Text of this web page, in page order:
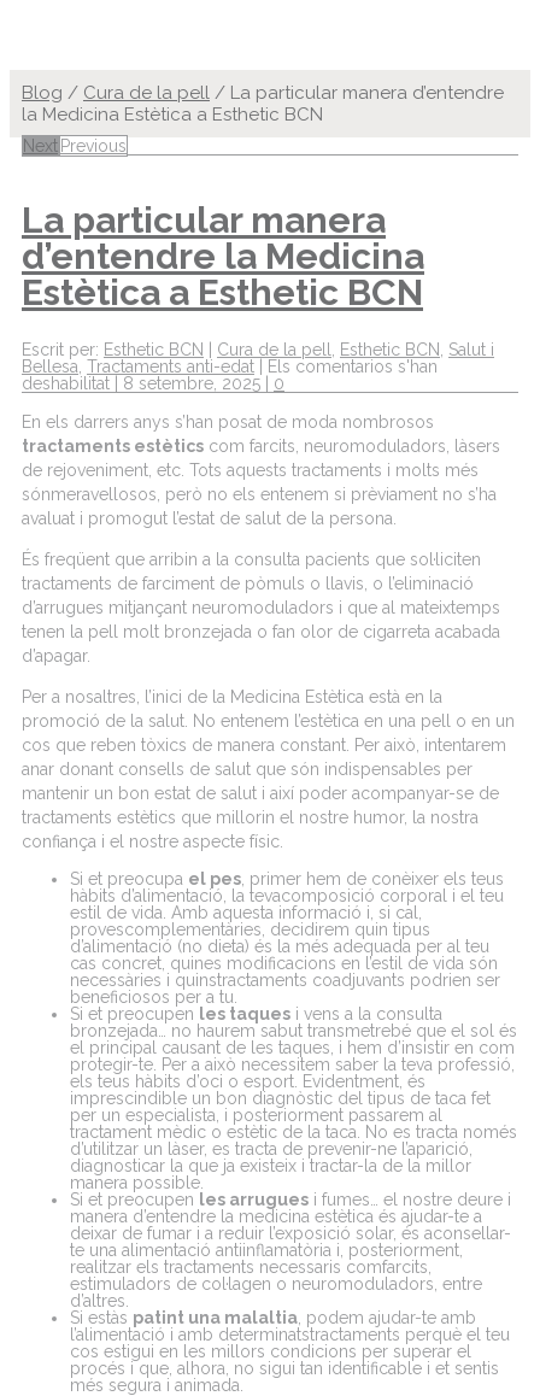
Blog / Cura de la pell / La particular manera d’entendre
la Medicina Estètica a Esthetic BCN
Next Previous
La particular manera
d’entendre la Medicina
Estètica a Esthetic BCN
Escrit per: Esthetic BCN Cura de la pell Esthetic BCN
Salut i
Bellesa Tractaments anti-edat
Els comentarios s'han
deshabilitat
8 setembre, 2025
0
En els darrers anys s’han posat de moda nombrosos
tractaments estètics com farcits neuromoduladors
làsers
de rejoveniment , etc. Tots aquests tractaments i molts més
sónmeravellosos però no els entenem si prèviament no s’ha
avaluat i promogut l’estat de salut de la persona.
És freqüent que arribin a la consulta pacients que sol·liciten
tractaments de farciment de pòmuls o llavis , o l’eliminació
d’arrugues mitjançant neuromoduladors i que al mateixtemps
tenen la pell molt bronzejada o fan olor de cigarreta acabada
d’apagar.
Per a nosaltres l’inici de la Medicina Estètica està en la
promoció de la salut . No entenem l’estètica en una pell
o en un
cos que reben tòxics de manera constant . Per això intentarem
anar donant consells de salut que són indispensables per
mantenir un bon estat de salut i així poder acompanyar-se de
tractaments estètics que millorin el nostre humor, la nostra
confiança i el nostre aspecte físic
Si et preocupa el pes , primer hem de conèixer els teus
hàbits d’alimentació , la tevacomposició corporal i el teu
estil de vida. Amb aquesta informació i, si cal,
provescomplementàries decidirem quin tipus
d’alimentació (no dieta) és la més adequada per al teu
cas concret quines modificacions en l’estil de vida són
necessàries i quinstractaments coadjuvants podrien ser
beneficiosos per a tu.
Si et preocupen les taques i vens a la consulta
bronzejada … no haurem sabut transmetrebé que el sol és
el principal causant de les taques, i hem d’insistir en com
protegir-te. Per a això necessitem saber la teva professió
els teus hàbits d’oci o esport Evidentment és
imprescindible un bon diagnòstic del tipus de taca fet
per un especialista, i posteriorment passarem al
tractament mèdic o estètic de la taca. No es tracta només
d’utilitzar un làser, es tracta de prevenir-ne l’aparició
diagnosticar la que ja existeix i tractar-la de la millor
manera possible
Si et preocupen les arrugues i fumes… el nostre deure i
manera d’entendre la medicina estètica és ajudar-te a
deixar de fumar i a reduir l’exposició solar, és aconsellar-
te una alimentació antiinflamatòria i, posteriorment
realitzar els tractaments necessaris comfarcits
estimuladors de col·lagen o neuromoduladors , entre
d’altres
Si estàs patint una malaltia podem ajudar-te amb
l’alimentació i amb determinatstractaments perquè el teu
cos estigui en les millors condicions per superar el
procés i que, alhora , no sigui tan identificable i et sentis
més segura i animada.